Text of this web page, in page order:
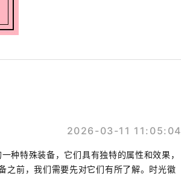
2026-03-11 11:05:04
种特殊装备，它们具有独特的属性和效果，
之前，我们需要先对它们有所了解。时光徽